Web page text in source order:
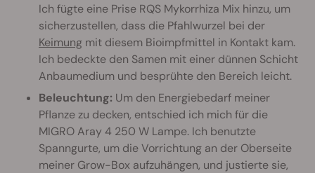
Ich fügte eine Prise RQS Mykorrhiza Mix hinzu, um
sicherzustellen, dass die Pfahlwurzel bei der
Keimung mit diesem Bioimpfmittel in Kontakt kam.
Ich bedeckte den Samen mit einer dünnen Schicht
Anbaumedium und besprühte den Bereich leicht.
Beleuchtung: Um den Energiebedarf meiner
Pflanze zu decken, entschied ich mich für die
MIGRO Aray 4 250 W Lampe. Ich benutzte
Spanngurte, um die Vorrichtung an der Oberseite
meiner Grow-Box aufzuhängen, und justierte sie,